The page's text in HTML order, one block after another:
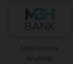
MBH Online
Áruhitel